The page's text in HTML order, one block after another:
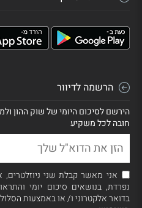
הרשמה לדיוור
הירשם לסיכום היומי של שוק ההון
חובה לכל משקיע
אני מאשר קבלת שני
נפרדת, בנושאים סיכום יומי
בדואר אלקטרוני ו/ או באמצעות